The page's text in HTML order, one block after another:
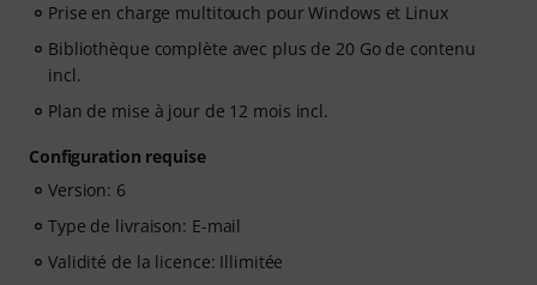
Prise en charge multitouch pour Windows et Linux
Bibliothèque complète avec plus de 20 Go de contenu
incl.
Plan de mise à jour de 12 mois incl.
Configuration requise
Version: 6
Type de livraison: E-mail
Validité de la licence: Illimitée